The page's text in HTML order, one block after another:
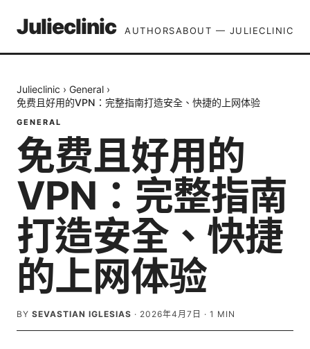
Julieclinic AUTHORSABOUT — JULIECLINIC
Julieclinic › General ›
免费且好用的VPN：完整指南打造安全、快捷的上网体验
GENERAL
免费且好用的
VPN：完整指南
打造安全、快捷
的上网体验
BY SEVASTIAN IGLESIAS · 2026年4月7日 · 1 MIN